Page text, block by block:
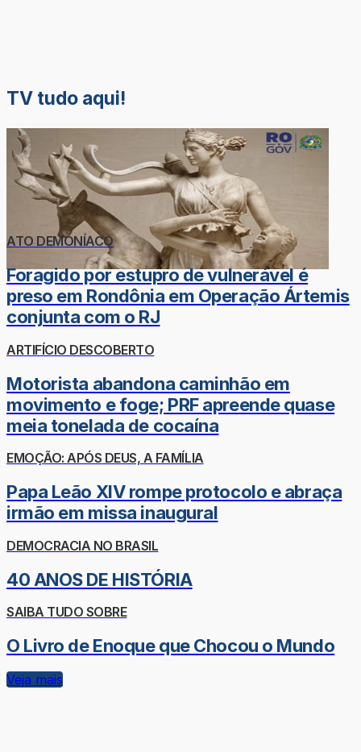
TV tudo aqui!
ATO DEMONÍACO
Foragido por estupro de vulnerável é
preso em Rondônia em Operação Ártemis
conjunta com o RJ
ARTIFÍCIO DESCOBERTO
Motorista abandona caminhão em
movimento e foge; PRF apreende quase
meia tonelada de cocaína
EMOÇÃO: APÓS DEUS, A FAMÍLIA
Papa Leão XIV rompe protocolo e abraça
irmão em missa inaugural
DEMOCRACIA NO BRASIL
40 ANOS DE HISTÓRIA
SAIBA TUDO SOBRE
O Livro de Enoque que Chocou o Mundo
Veja mais